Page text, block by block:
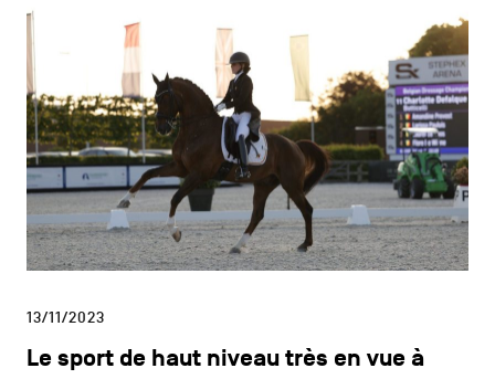
13/11/2023
Le sport de haut niveau très en vue à